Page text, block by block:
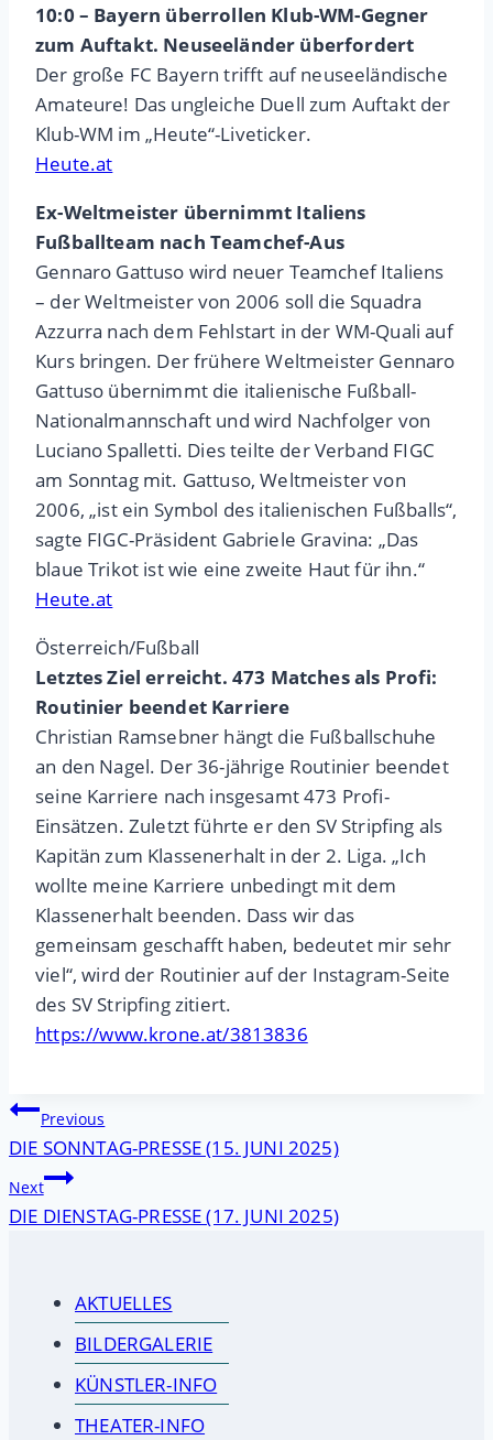
10:0 – Bayern überrollen Klub-WM-Gegner
zum Auftakt. Neuseeländer überfordert
Der große FC Bayern trifft auf neuseeländische
Amateure! Das ungleiche Duell zum Auftakt der
Klub-WM im „Heute“-Liveticker.
Heute.at
Ex-Weltmeister übernimmt Italiens
Fußballteam nach Teamchef-Aus
Gennaro Gattuso wird neuer Teamchef Italiens
– der Weltmeister von 2006 soll die Squadra
Azzurra nach dem Fehlstart in der WM-Quali auf
Kurs bringen. Der frühere Weltmeister Gennaro
Gattuso übernimmt die italienische Fußball-
Nationalmannschaft und wird Nachfolger von
Luciano Spalletti. Dies teilte der Verband FIGC
am Sonntag mit. Gattuso, Weltmeister von
2006, „ist ein Symbol des italienischen Fußballs“,
sagte FIGC-Präsident Gabriele Gravina: „Das
blaue Trikot ist wie eine zweite Haut für ihn.“
Heute.at
Österreich/Fußball
Letztes Ziel erreicht. 473 Matches als Profi:
Routinier beendet Karriere
Christian Ramsebner hängt die Fußballschuhe
an den Nagel. Der 36-jährige Routinier beendet
seine Karriere nach insgesamt 473 Profi-
Einsätzen. Zuletzt führte er den SV Stripfing als
Kapitän zum Klassenerhalt in der 2. Liga. „Ich
wollte meine Karriere unbedingt mit dem
Klassenerhalt beenden. Dass wir das
gemeinsam geschafft haben, bedeutet mir sehr
viel“, wird der Routinier auf der Instagram-Seite
des SV Stripfing zitiert.
https://www.krone.at/3813836
Beitragsnavigation
Previous
DIE SONNTAG-PRESSE (15. JUNI 2025)
Next
DIE DIENSTAG-PRESSE (17. JUNI 2025)
AKTUELLES
BILDERGALERIE
KÜNSTLER-INFO
THEATER-INFO